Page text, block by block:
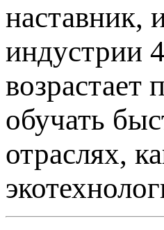
наставник,
индустрии
возрастает
обучать
отраслях,